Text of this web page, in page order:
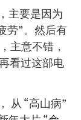
主要是因为
劳”。然后有
主意不错，
看过这部电
从 “高山病”